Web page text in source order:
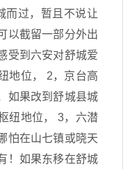
而过，暂且不说让
以截留一部分外出
受到六安对舒城爱
地位， 2，京台高
如果改到舒城县城
纽地位， 3，六潜
怕在山七镇或晓天
！如果东移在舒城